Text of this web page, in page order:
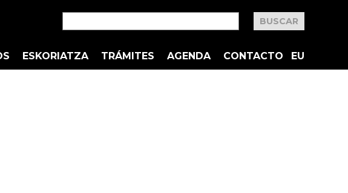
ESKORIATZA TRÁMITES AGENDA CONTACTO EU